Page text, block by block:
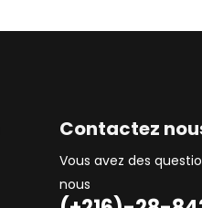
Contactez
Vous avez des
nous